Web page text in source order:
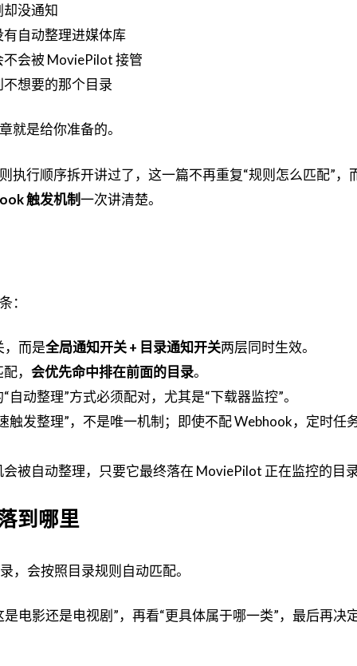
没通知
自动整理进媒体库
会被 MoviePilot 接管
想要的那个目录
就是给你准备的。
执行顺序拆开讲过了，这一篇不再重复“规则怎么匹配”，
触发机制一次讲清楚。
：
，而是全局通知开关 + 目录通知开关两层同时生效。
， 会优先命中排在前面的目录。
动整理”方式必须配对，尤其是“下载器监控”。
发整理”，不是唯一机制；即使不配 Webhook，定时任
被自动整理，只要它最终落在 MoviePilot 正在监控的目录
到哪里
，会按照目录规则自动匹配。
电影还是电视剧”，再看“更具体属于哪一类”，最后再决